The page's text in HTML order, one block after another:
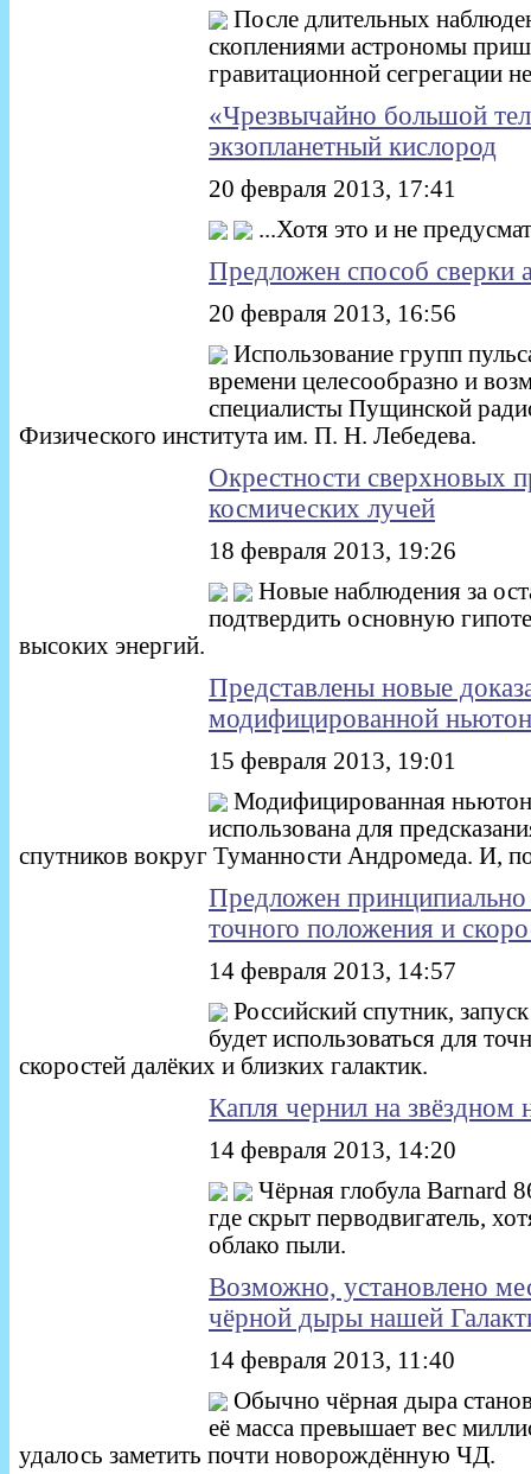
После длительных
скоплениями астрономы
гравитационной сегрегации
«Чрезвычайно большой
экзопланетный кислород
20 февраля 2013, 17:41
...Хотя это и не
Предложен способ сверки
20 февраля 2013, 16:56
Использование групп
времени целесообразно и
специалисты Пущинской
Физического института им. П. Н. Лебедева.
Окрестности сверхновых
космических лучей
18 февраля 2013, 19:26
Новые наблюдения за
подтвердить основную
высоких энергий.
Представлены новые
модифицированной
15 февраля 2013, 19:01
Модифицированная
использована для
спутников вокруг Туманности Андромеда. И,
Предложен
точного положения и
14 февраля 2013, 14:57
Российский спутник,
будет использоваться для
скоростей далёких и близких галактик.
Капля чернил на звёздном
14 февраля 2013, 14:20
Чёрная глобула Barnard
где скрыт перводвигатель,
облако пыли.
Возможно, установлено
чёрной дыры нашей
14 февраля 2013, 11:40
Обычно чёрная дыра
её масса превышает вес
удалось заметить почти новорождённую ЧД.